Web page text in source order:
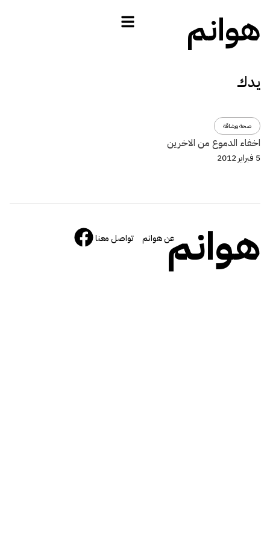
هوانم
يدك
صحة ورشاقة
اخفاء الدموع من الاخرين
5 فبراير 2012
هوانمعن هوانم تواصل معنا